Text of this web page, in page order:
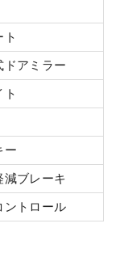
ト
ドアミラー
ト
ー
減ブレーキ
ントロール